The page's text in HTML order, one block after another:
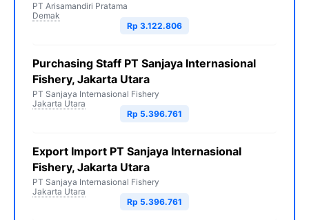
PT Arisamandiri Pratama
Demak
Rp 3.122.806
Purchasing Staff PT Sanjaya Internasional
Fishery, Jakarta Utara
PT Sanjaya Internasional Fishery
Jakarta Utara
Rp 5.396.761
Export Import PT Sanjaya Internasional
Fishery, Jakarta Utara
PT Sanjaya Internasional Fishery
Jakarta Utara
Rp 5.396.761